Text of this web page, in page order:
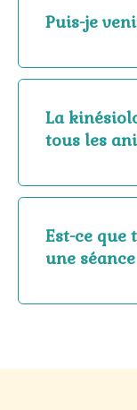
Puis-je
La
tous les
Est-ce que
une